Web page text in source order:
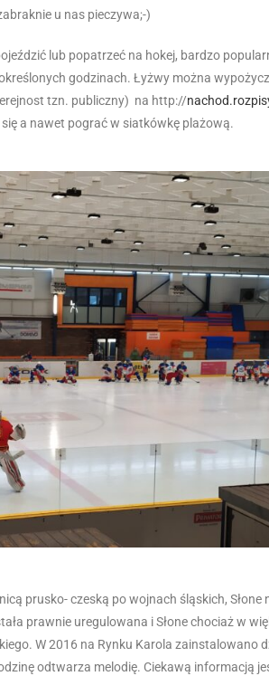
u nas pieczywa;-)
lub popatrzeć na hokej, bardzo
godzinach. Łyżwy można
tzn. publiczny) na http://
a nawet pograć w siatkówkę plażową.
prusko- czeską po wojnach śląskich, Słone
prawnie uregulowana i Słone chociaż w
W 2016 na Rynku Karola zainstalowano
odtwarza melodię. Ciekawą informacją